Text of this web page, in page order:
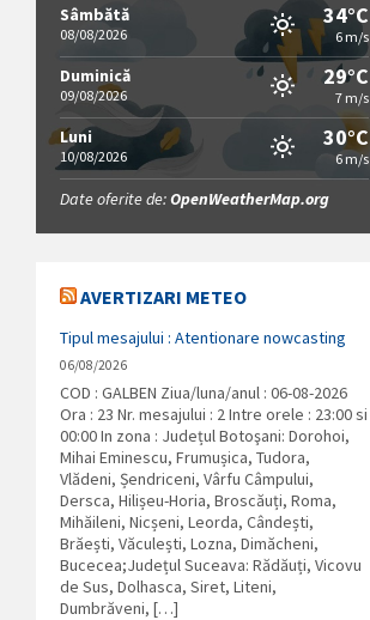
Sâmbătă
08/08/2026
34°C
6 m/s
Duminică
09/08/2026
29°C
7 m/s
Luni
10/08/2026
30°C
6 m/s
Date oferite de:OpenWeatherMap.org
AVERTIZARI METEO
Tipul mesajului : Atentionare nowcasting
06/08/2026
COD : GALBEN Ziua/luna/anul : 06-08-2026
Ora : 23 Nr. mesajului : 2 Intre orele : 23:00 si
00:00 In zona : Județul Botoşani: Dorohoi,
Mihai Eminescu, Frumușica, Tudora,
Vlădeni, Șendriceni, Vârfu Câmpului,
Dersca, Hilișeu-Horia, Broscăuți, Roma,
Mihăileni, Nicșeni, Leorda, Cândești,
Brăești, Văculești, Lozna, Dimăcheni,
Bucecea;Județul Suceava: Rădăuți, Vicovu
de Sus, Dolhasca, Siret, Liteni,
Dumbrăveni, […]